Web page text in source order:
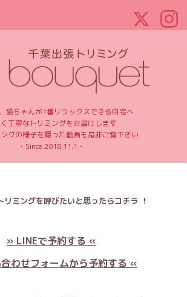
猫ちゃんが1番リラックスできる自宅へ
丁寧なトリミングをお届けします
グの様子を撮った動画も是非ご覧下さい
- Since 2018.11.1 -
リミングを呼びたいと思ったらコチラ ！
» LINEで予約する «
わせフォームから予約する «